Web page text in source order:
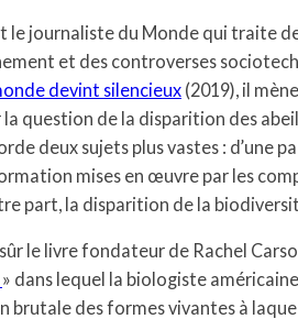
le journaliste du Monde qui traite
et des controverses
devint silencieux (2019), il
question de la disparition des
deux sujets plus vastes : d’une
mises en œuvre par les
part, la disparition de la
le livre fondateur de Rachel
» dans lequel la biologiste
brutale des formes vivantes à